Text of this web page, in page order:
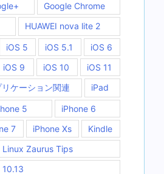
Google Chrome
HUAWEI nova lite 2
iOS 5 iOS 5.1
iOS 6
iOS 9 iOS 10
iOS 11
ケーション関連 iPad
5
iPhone 6
7 iPhone Xs
Kindle
Linux Zaurus Tips